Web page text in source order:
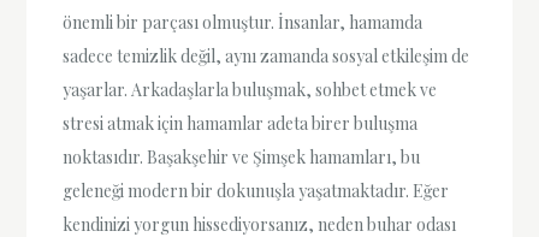
önemli bir parçası olmuştur. İnsanlar, hamamda
sadece temizlik değil, aynı zamanda sosyal etkileşim de
yaşarlar. Arkadaşlarla buluşmak, sohbet etmek ve
stresi atmak için hamamlar adeta birer buluşma
noktasıdır. Başakşehir ve Şimşek hamamları, bu
geleneği modern bir dokunuşla yaşatmaktadır. Eğer
kendinizi yorgun hissediyorsanız, neden buhar odası